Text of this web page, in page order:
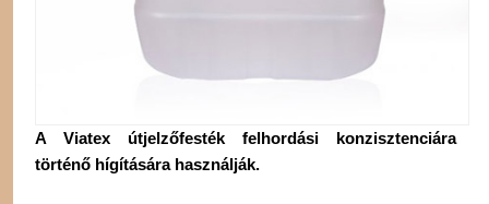
A Viatex útjelzőfesték felhordási konzisztenciára
történő hígítására használják.